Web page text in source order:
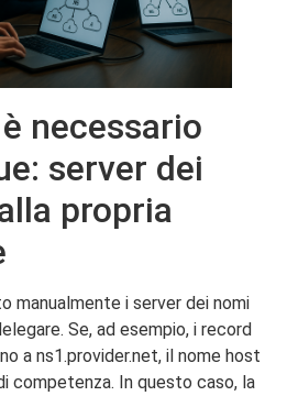
necessario
server dei
propria
manualmente i server dei nomi
Se, ad esempio, i record
a ns1.provider.net, il nome host
competenza. In questo caso, la